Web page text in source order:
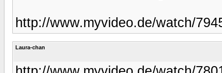
http://www.myvideo.de/watch/
Laura-chan